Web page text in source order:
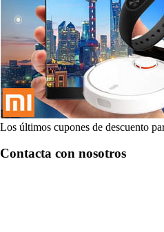
Los últimos cupones de descuento
Contacta con nosotros